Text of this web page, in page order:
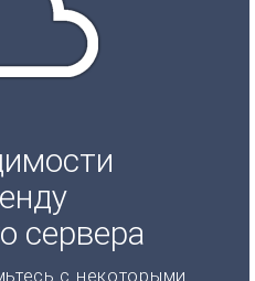
сервера
с некоторыми